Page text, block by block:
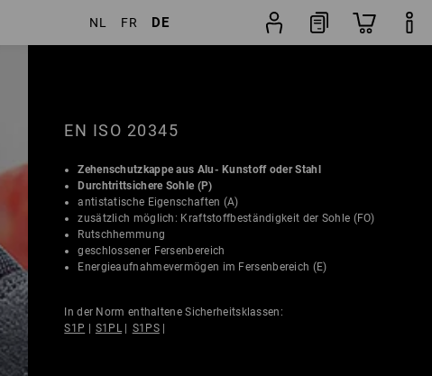
NL FR DE
EN ISO 20345
Zehenschutzkappe aus Alu- Kunstoff oder Stahl
Durchtrittsichere Sohle (P)
antistatische Eigenschaften (A)
zusätzlich möglich: Kraftstoffbeständigkeit der Sohle (FO)
Rutschhemmung
geschlossener Fersenbereich
Energieaufnahmevermögen im Fersenbereich (E)
In der Norm enthaltene Sicherheitsklassen:
S1P | S1PL | S1PS|